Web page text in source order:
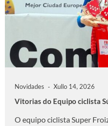
Novidades Xullo 14, 2026
Vitorias do Equipo ciclista
O equipo ciclista Super